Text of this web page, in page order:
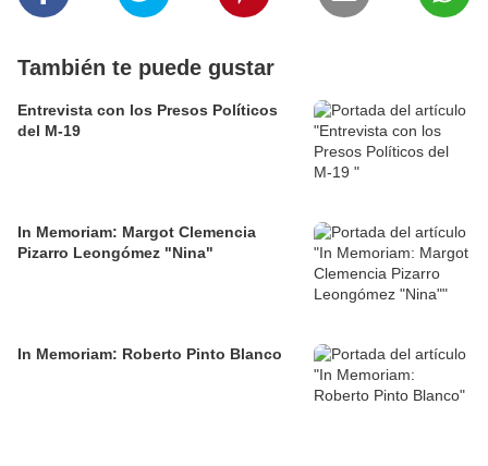
También te puede gustar
Entrevista con los Presos Políticos
del M-19
In Memoriam: Margot Clemencia
Pizarro Leongómez "Nina"
In Memoriam: Roberto Pinto Blanco